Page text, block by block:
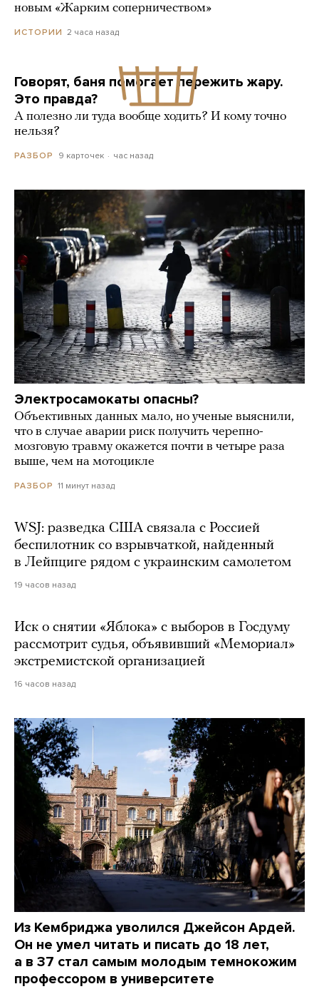
новым «Жарким соперничеством»
ИСТОРИИ 2 часа назад
Говорят, баня помогает пережить жару.
Это правда?
А полезно ли туда вообще ходить? И кому точно
нельзя?
РАЗБОР 9 карточек час назад
Электросамокаты опасны?
Объективных данных мало, но ученые выяснили,
что в случае аварии риск получить черепно-
мозговую травму окажется почти в четыре раза
выше, чем на мотоцикле
РАЗБОР 11 минут назад
WSJ: разведка США связала с Россией
беспилотник со взрывчаткой, найденный
в Лейпциге рядом с украинским самолетом
19 часов назад
Иск о снятии «Яблока» с выборов в Госдуму
рассмотрит судья, объявивший «Мемориал»
экстремистской организацией
16 часов назад
Из Кембриджа уволился Джейсон Ардей.
Он не умел читать и писать до 18 лет,
а в 37 стал самым молодым темнокожим
профессором в университете